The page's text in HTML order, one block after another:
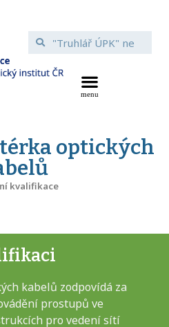
optických
kvalifikace
kabelů zodpovídá za
prostupů ve
pro vedení sítí